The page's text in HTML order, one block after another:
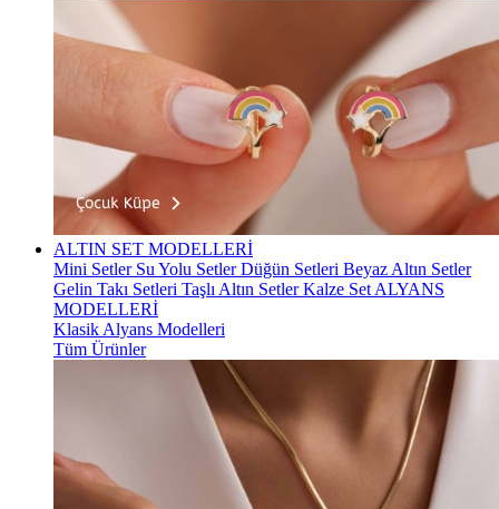
ALTIN SET MODELLERİ
Mini Setler Su Yolu SetlerDüğün Setleri Beyaz Altın Setler
Gelin Takı Setleri Taşlı Altın SetlerKalze Set ALYANS
MODELLERİ
Klasik Alyans Modelleri
Tüm Ürünler